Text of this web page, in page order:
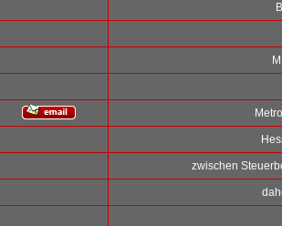
zwischen